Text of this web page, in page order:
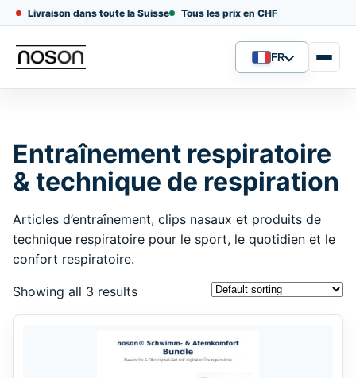
Livraison dans toute la Suisse Tous les prix en CHF
Langue
FR
Entraînement respiratoire
& technique de respiration
Articles d’entraînement, clips nasaux et produits de
technique respiratoire pour le sport, le quotidien et le
confort respiratoire.
Showing all 3 results